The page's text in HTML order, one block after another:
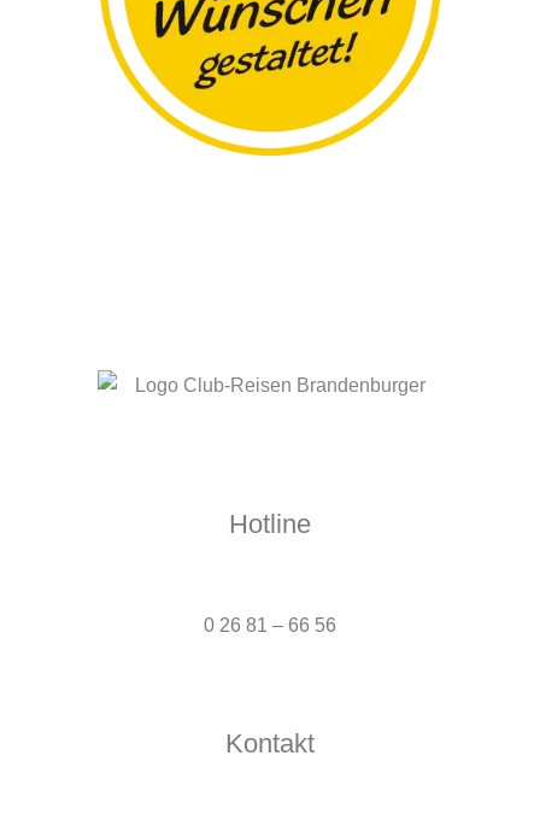
Hotline
0 26 81 – 66 56
Kontakt